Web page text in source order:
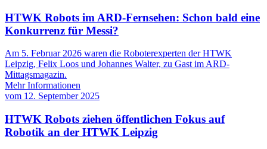
HTWK Robots im ARD-Fernsehen: Schon bald eine
Konkurrenz für Messi?
Am 5. Februar 2026 waren die Roboterexperten der HTWK
Leipzig, Felix Loos und Johannes Walter, zu Gast im ARD-
Mittagsmagazin.
Mehr Informationen
vom 12. September 2025
HTWK Robots ziehen öffentlichen Fokus auf
Robotik an der HTWK Leipzig